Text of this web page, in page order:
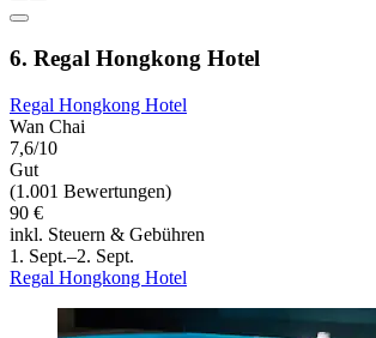
6. Regal Hongkong Hotel
Regal Hongkong Hotel
Wan Chai
7,6/10
Gut
(1.001 Bewertungen)
90 €
inkl. Steuern & Gebühren
1. Sept.–2. Sept.
Regal Hongkong Hotel